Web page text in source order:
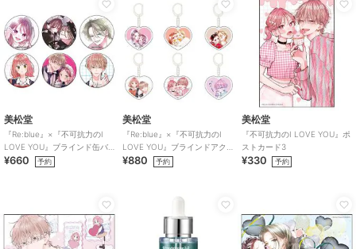
美松堂
『Re:blue』×『不可抗力のI
LOVE YOU』ブラインド缶バ
ッジ（全6種）
¥660 予約
美松堂
『Re:blue』×『不可抗力のI
LOVE YOU』ブラインドアク
リルキーホルダー（全6種）
¥880 予約
美松堂
『不可抗力のI LOVE YOU』ポ
ストカード3
¥330 予約